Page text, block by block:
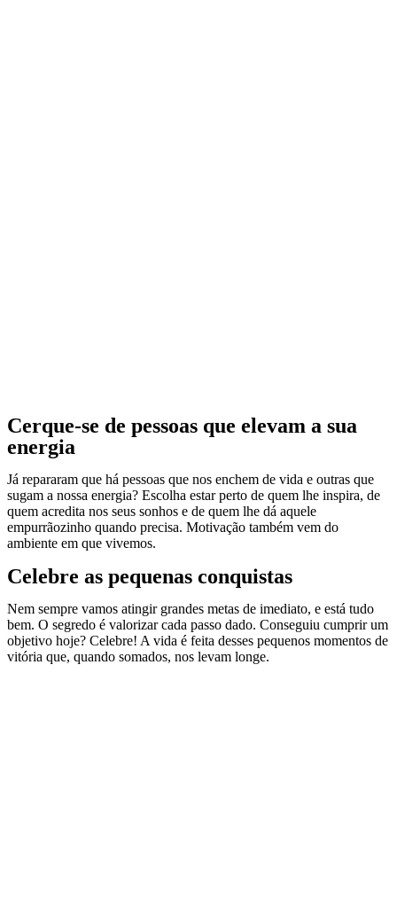
Cerque-se de pessoas que elevam a sua
energia
Já repararam que há pessoas que nos enchem de vida e outras que
sugam a nossa energia? Escolha estar perto de quem lhe inspira, de
quem acredita nos seus sonhos e de quem lhe dá aquele
empurrãozinho quando precisa. Motivação também vem do
ambiente em que vivemos.
Celebre as pequenas conquistas
Nem sempre vamos atingir grandes metas de imediato, e está tudo
bem. O segredo é valorizar cada passo dado. Conseguiu cumprir um
objetivo hoje? Celebre! A vida é feita desses pequenos momentos de
vitória que, quando somados, nos levam longe.